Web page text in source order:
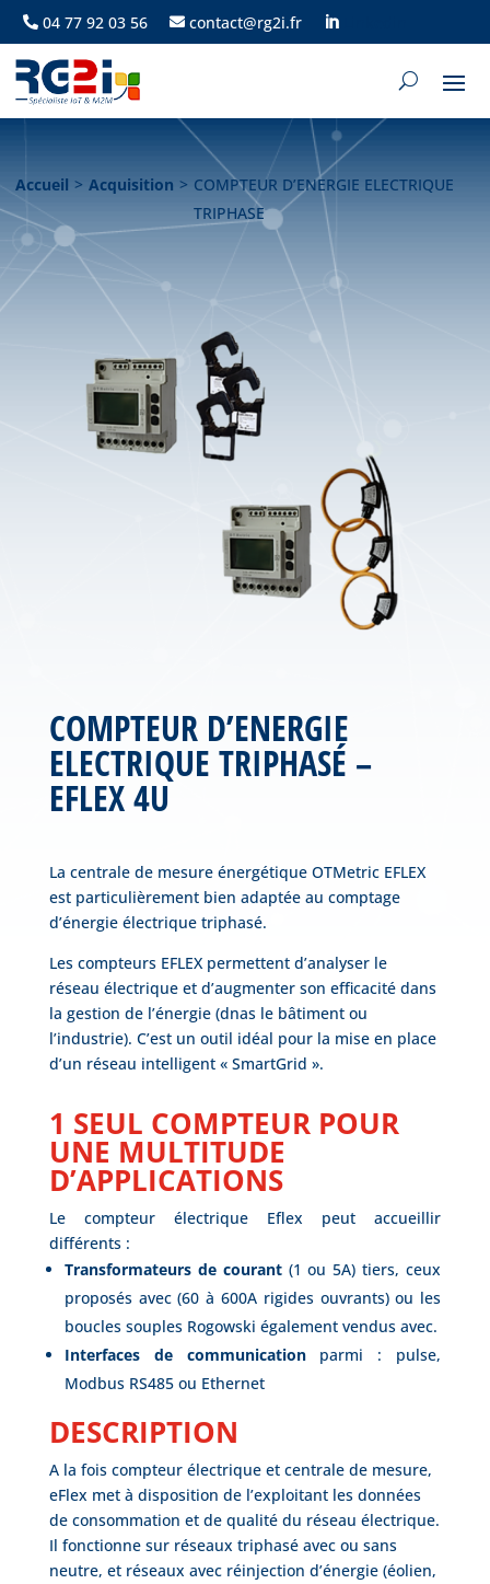
04 77 92 03 56 contact@rg2i.fr
Accueil > Acquisition > COMPTEUR D’ENERGIE ELECTRIQUE
TRIPHASE
COMPTEUR D’ENERGIE
ELECTRIQUE TRIPHASÉ –
EFLEX 4U
La centrale de mesure énergétique OTMetric EFLEX
est particulièrement bien adaptée au comptage
d’énergie électrique triphasé.
Les compteurs EFLEX permettent d’analyser le
réseau électrique et d’augmenter son efficacité dans
la gestion de l’énergie (dnas le bâtiment ou
l’industrie). C’est un outil idéal pour la mise en place
d’un réseau intelligent « SmartGrid ».
1 SEUL COMPTEUR POUR
UNE MULTITUDE
D’APPLICATIONS
Le compteur électrique Eflex peut accueillir
différents :
Transformateurs de courant(1 ou 5A) tiers, ceux
proposés avec (60 à 600A rigides ouvrants) ou les
boucles souples Rogowski également vendus avec.
Interfaces de communicationparmi : pulse,
Modbus RS485 ou Ethernet
DESCRIPTION
A la fois compteur électrique et centrale de mesure,
eFlex met à disposition de l’exploitant les données
de consommation et de qualité du réseau électrique.
Il fonctionne sur réseaux triphasé avec ou sans
neutre, et réseaux avec réinjection d’énergie (éolien,